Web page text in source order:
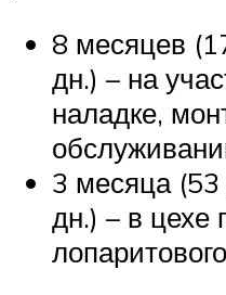
8 месяцев
дн.) – на
наладке,
3 месяца (53
дн.) – в цехе